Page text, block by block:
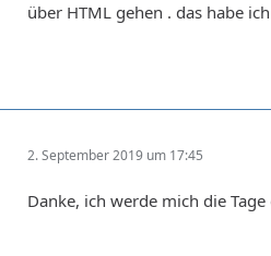
url =
über HTML gehen . das habe
2. September 2019 um 17:45
Danke, ich werde mich die